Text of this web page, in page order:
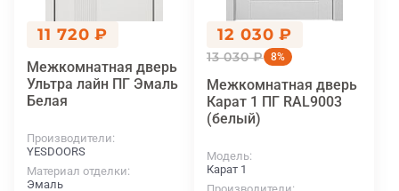
11 720 ₽
Межкомнатная дверь
Ультра лайн ПГ Эмаль
Белая
Производители
YESDOORS
Материал отделки
Эмаль
12 030 ₽
13 030 ₽ 8%
Межкомнатная дверь
Карат 1 ПГ RAL9003
(белый)
Модель
Карат 1